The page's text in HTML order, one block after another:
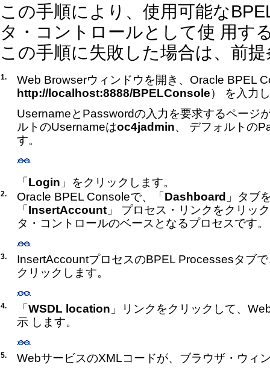
この手順により、使用可能な
タ・コントロールとして使 用す
この手順に失敗した場合は、前
1.
Web Browserウィンドウを開き、Oracle BPEL
http://localhost:8888/BPELConsole） を入力
UsernameとPasswordの入力を要求するページ
ルトのUsernameはoc4jadmin、 デフォルトの
す。
「Login 」をクリックします。
2. Oracle BPEL Consoleで、「Dashboard 」タブ
「InsertAccount 」 プロセス・リンクをクリッ
タ・コントロールのベースとなるプロセスです。
3.
InsertAccountプロセスのBPEL Processesタブ
クリックします。
4. 「WSDL location 」リンクをクリックして、
示 します。
5. WebサービスのXMLコードが、ブラウザ・ウィ